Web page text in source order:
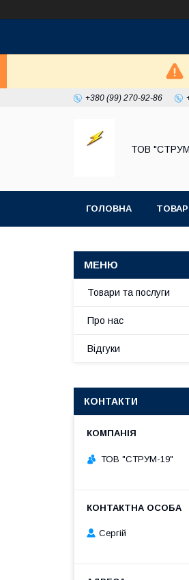
+380 (99) 270-92-86
ТОВ
ГОЛОВНА
Товари та послуги
Про нас
Відгуки
КОНТАКТИ
ТОВ "СТРУМ-19"
Сергій